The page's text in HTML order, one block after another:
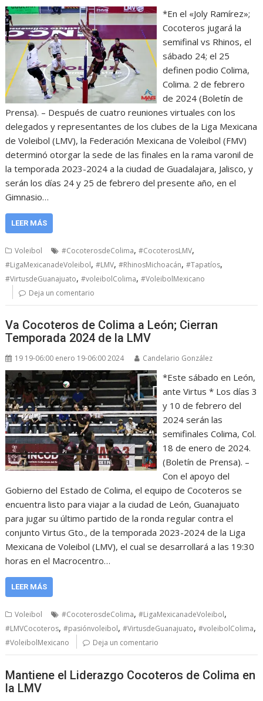
*En el «Joly Ramírez»;
Cocoteros jugará la
semifinal vs Rhinos, el
sábado 24; el 25
definen podio Colima,
Colima. 2 de febrero
de 2024 (Boletín de
Prensa). – Después de cuatro reuniones virtuales con los
delegados y representantes de los clubes de la Liga Mexicana
de Voleibol (LMV), la Federación Mexicana de Voleibol (FMV)
determinó otorgar la sede de las finales en la rama varonil de
la temporada 2023-2024 a la ciudad de Guadalajara, Jalisco, y
serán los días 24 y 25 de febrero del presente año, en el
Gimnasio…
LEER MÁS
Voleibol #CocoterosdeColima,#CocoterosLMV,
#LigaMexicanadeVoleibol,#LMV,#RhinosMichoacán,#Tapatíos,
#VirtusdeGuanajuato,#voleibolColima,#VoleibolMexicano
Deja un comentario
Va Cocoteros de Colima a León; Cierran
Temporada 2024 de la LMV
19 19-06:00 enero 19-06:00 2024 Candelario González
*Este sábado en León,
ante Virtus * Los días 3
y 10 de febrero del
2024 serán las
semifinales Colima, Col.
18 de enero de 2024.
(Boletín de Prensa). –
Con el apoyo del
Gobierno del Estado de Colima, el equipo de Cocoteros se
encuentra listo para viajar a la ciudad de León, Guanajuato
para jugar su último partido de la ronda regular contra el
conjunto Virtus Gto., de la temporada 2023-2024 de la Liga
Mexicana de Voleibol (LMV), el cual se desarrollará a las 19:30
horas en el Macrocentro…
LEER MÁS
Voleibol #CocoterosdeColima,#LigaMexicanadeVoleibol,
#LMVCocoteros,#pasiónvoleibol,#VirtusdeGuanajuato,#voleibolColima,
#VoleibolMexicano Deja un comentario
Mantiene el Liderazgo Cocoteros de Colima en
la LMV